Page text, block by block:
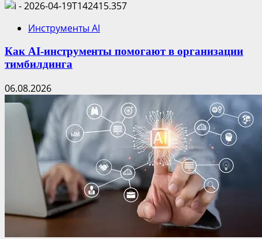
Инструменты AI
Как AI-инструменты помогают в организации
тимбилдинга
06.08.2026